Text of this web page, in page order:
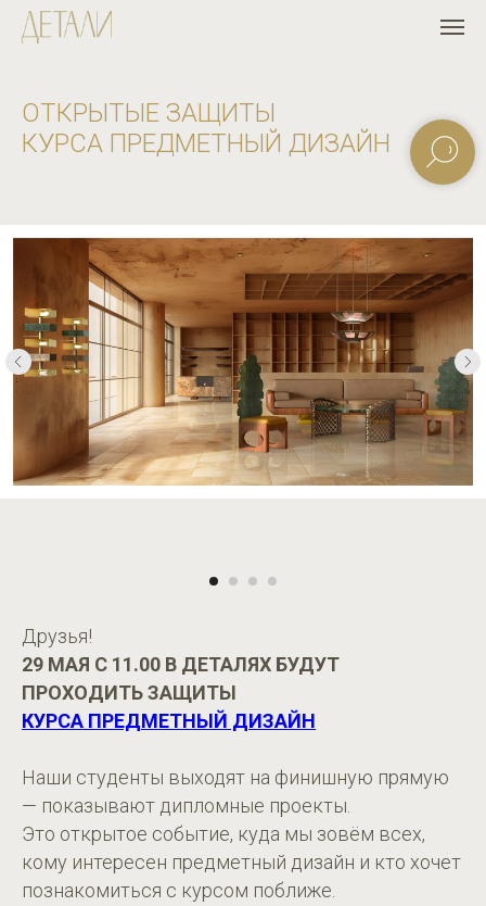
ОТКРЫТЫЕ ЗАЩИТЫ
КУРСА ПРЕДМЕТНЫЙ ДИЗАЙН
Друзья!
29 МАЯ С 11.00 В ДЕТАЛЯХ БУДУТ
ПРОХОДИТЬ ЗАЩИТЫ
КУРСА ПРЕДМЕТНЫЙ ДИЗАЙН
Наши студенты выходят на финишную прямую
— показывают дипломные проекты.
Это открытое событие, куда мы зовём всех,
кому интересен предметный дизайн и кто хочет
познакомиться с курсом поближе.